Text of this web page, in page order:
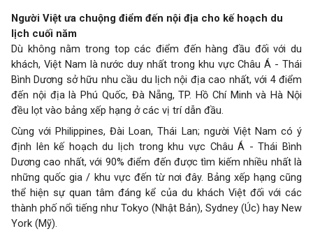
Người Việt ưa chuộng điểm đến nội địa cho kế hoạch du
lịch cuối năm
Dù không nằm trong top các điểm đến hàng đầu đối với du
khách, Việt Nam là nước duy nhất trong khu vực Châu Á - Thái
Bình Dương sở hữu nhu cầu du lịch nội địa cao nhất, với 4 điểm
đến nội địa là Phú Quốc, Đà Nẵng, TP. Hồ Chí Minh và Hà Nội
đều lọt vào bảng xếp hạng ở các vị trí dẫn đầu.
Cùng với Philippines, Đài Loan, Thái Lan; người Việt Nam có ý
định lên kế hoạch du lịch trong khu vực Châu Á - Thái Bình
Dương cao nhất, với 90% điểm đến được tìm kiếm nhiều nhất là
những quốc gia / khu vực đến từ nơi đây. Bảng xếp hạng cũng
thể hiện sự quan tâm đáng kể của du khách Việt đối với các
thành phố nổi tiếng như Tokyo (Nhật Bản), Sydney (Úc) hay New
York (Mỹ).